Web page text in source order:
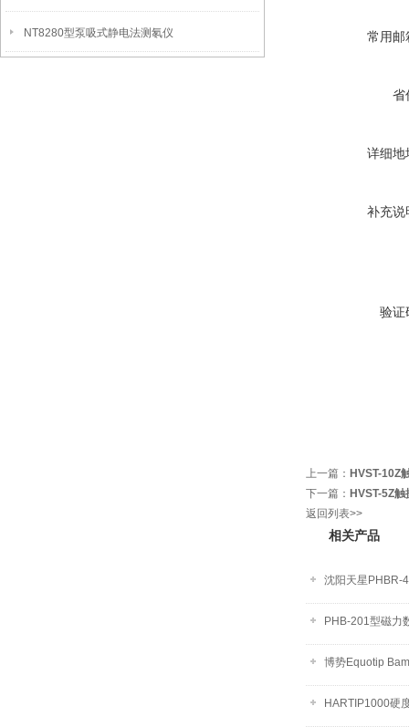
NT8280型泵吸式静电法测氡仪 常用邮
省
详细地
补充说
验证
上一篇： HVST-10Z
下一篇： HVST-5Z
返回列表>>
相关产品
沈阳天星PHBR-
PHB-201型磁力
博势Equotip
HARTIP1000硬